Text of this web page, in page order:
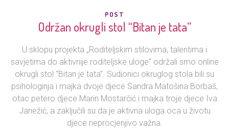
POST
Održan okrugli stol “Bitan je tata”
U sklopu projekta „Roditeljskim stilovima, talentima i
savjetima do aktivnije roditeljske uloge“ održali smo online
okrugli stol “Bitan je tata”. Sudionici okruglog stola bili su
psihologinja i majka dvoje djece Sandra Matošina Borbaš,
otac petero djece Marin Mostarčić i majka troje djece Iva
Janežić, a zaključili su da je aktivna uloga oca u životu
djece neprocjenjivo važna.